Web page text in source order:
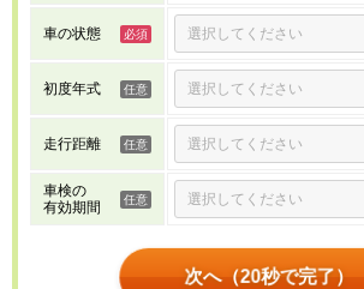
車の状態
初度年式
走行距離
車検の
有効期間
次へ（20秒で完了）